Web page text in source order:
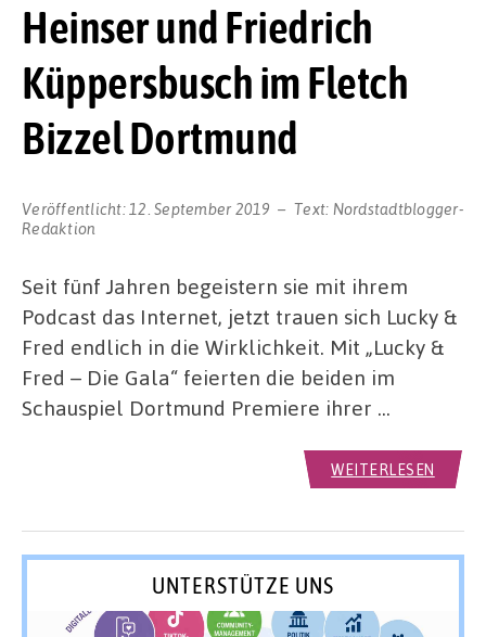
Heinser und Friedrich
Küppersbusch im Fletch
Bizzel Dortmund
Veröffentlicht: 12. September 2019 Text: Nordstadtblogger-
Redaktion
Seit fünf Jahren begeistern sie mit ihrem
Podcast das Internet, jetzt trauen sich Lucky &
Fred endlich in die Wirklichkeit. Mit „Lucky &
Fred – Die Gala“ feierten die beiden im
Schauspiel Dortmund Premiere ihrer …
WEITERLESEN
UNTERSTÜTZE UNS